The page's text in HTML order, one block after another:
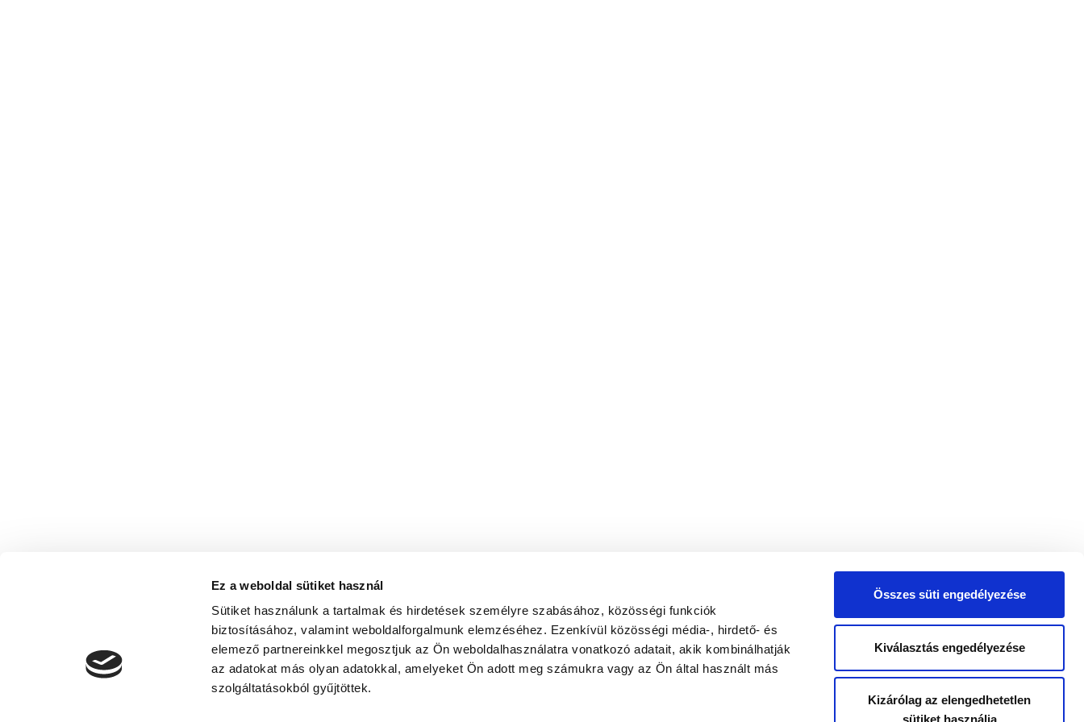
Ez a weboldal sütiket használ
Sütiket használunk a tartalmak és hirdetések személyre szabásához, közösségi funkciók
biztosításához, valamint weboldalforgalmunk elemzéséhez. Ezenkívül közösségi média-, hirdető- és
elemező partnereinkkel megosztjuk az Ön weboldalhasználatra vonatkozó adatait, akik kombinálhatják
az adatokat más olyan adatokkal, amelyeket Ön adott meg számukra vagy az Ön által használt más
szolgáltatásokból gyűjtöttek.
Összes süti engedélyezése
Kiválasztás engedélyezése
Kizárólag az elengedhetetlen
sütiket használja